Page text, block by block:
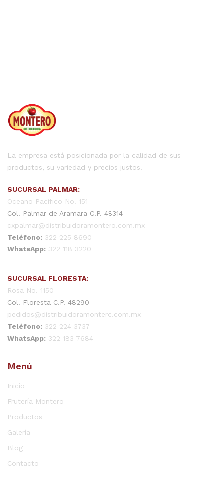
La empresa está posicionada por la calidad de sus
productos, su variedad y precios justos.
SUCURSAL PALMAR:
Oceano Pacifico No. 151
Col. Palmar de Aramara C.P. 48314
cxpalmar@distribuidoramontero.com.mx
Teléfono: 322 225 8690
WhatsApp: 322 118 3220
SUCURSAL FLORESTA:
Rosa No. 1150
Col. Floresta C.P. 48290
pedidos@distribuidoramontero.com.mx
Teléfono: 322 224 3737
WhatsApp: 322 183 7684
Menú
Inicio
Frutería Montero
Productos
Galería
Blog
Contacto